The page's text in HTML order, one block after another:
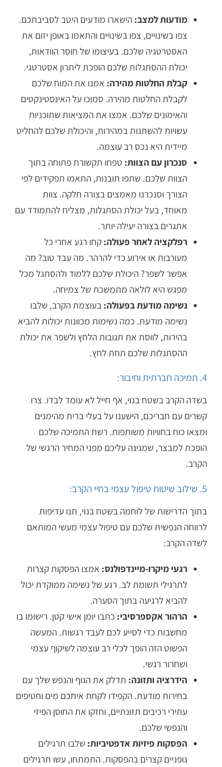
מודעות למצב: הישארו מודעים היטב לסביבתכם.
צפו בשינויים, צפו בשינויים והתאמו באופן יזום את
האסטרטגיה שלכם. בעיצומו של חוסר הוודאות,
יכולת ההסתגלות שלכם הופכת ליתרון אסטרטגי.
קבלת החלטות מהירה: אמנו את המוח שלכם
לקבלת החלטות מהירה. סמוכו על האינסטינקטים
והאימונים שלכם. אמצו את המציאות שתוכניות
עשויות להשתנות במהירות, והיכולת שלכם להחליט
מיידית היא נכס רב עוצמה.
סנכרון עם הצוות: טפחו תקשורת פתוחה בתוך
הצוות שלכם. שתפו תובנות, התאמו תפקידים לפי
הצורך וסנכרנו מאמצים בצורה חלקה. צוות
מאוחד, בעל יכולת הסתגלות, מצליח להתמודד עם
אתגרים בצורה יעילה יותר.
רפלקציה לאחר פעולה: קחו רגע אחרי כל
מעורבות או אירוע כדי להרהר. מה עבד טוב? מה
אפשר לשפר? היכולת שלכם ללמוד ולהסתגל מכל
מפגש היא לולאה מתמשכת של צמיחה.
נשימה מודעת בפעולה: בעוצמת הקרב, שלבו
נשימה מודעת. כמה נשימות מכוונות יכולות להביא
בהירות, לווסת את תגובות הלחץ ולשפר את יכולת
ההסתגלות שלכם תחת לחץ.
4. תמיכה חברתית וחיבור:
בשדה הקרב בשטח בנוי, אף חייל לא עומד לבדו. צרו
קשרים עם חבריכם, הישענו על בעלי ברית מהימנים
ומצאו כוח בחוויות משותפות. רשת התמיכה שלכם
הופכת למבצר, שמגינה עליכם מפני המחיר הרגשי של
הקרב.
5. שילוב שיטות טיפול עצמי בחיי הקרב:
בתוך הדרישות של לוחמה בשטח בנוי, תנו עדיפות
לרווחה הנפשית שלכם עם טיפול עצמי מעשי המותאם
לשדה הקרב:
רגעי מיקרו-מיינדפולנס: אמצו הפסקות קצרות
לתרגילי תשומת לב. רגע של נשימה ממוקדת יכול
להביא לרגיעה בתוך הסערה.
הרהור אקספרסיבי: כתבו יומן אישי קטן. רישומו בו
מחשבות כדי לסייע לכם לעבד רגשות. המעשה
הפשוט הזה הופך לכלי רב עוצמה לשיקוף עצמי
ושחרור רגשי.
הידרציה ותזונה: תדלק את הגוף והנפש שלך עם
בחירות מודעת. הקפידו לקחת איתכם מים וחטיפים
עתירי רכיבים תזונתיים, וחזקו את החוסן הפיזי
והנפשי שלכם.
הפסקות פיזיות אדפטיביות: שלבו תרגילים
גופניים קצרים בהפסקות. התמתחו, עשו תרגילים